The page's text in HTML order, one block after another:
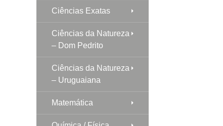
Ciências Exatas
Ciências da Natureza
– Dom Pedrito
Ciências da Natureza
– Uruguaiana
Matemática